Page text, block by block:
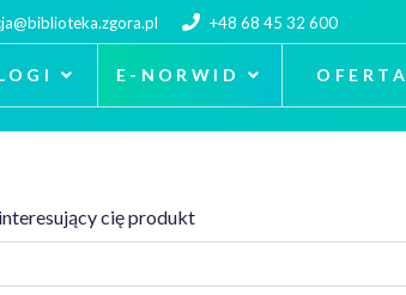
+48 68 45 32 600
E-NORWID OFERTA
cię produkt